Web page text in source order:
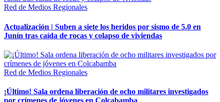
Red de Medios Regionales
Actualización | Suben a siete los heridos por sismo de 5.0 en
Junín tras caída de rocas y colapso de viviendas
Red de Medios Regionales
¡Último! Sala ordena liberación de ocho militares investigados
por crímenes de jóvenes en Colcabamba